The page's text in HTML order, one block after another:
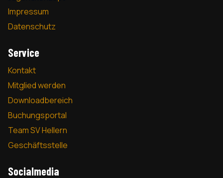
Impressum
Datenschutz
Service
Kontakt
Mitglied werden
Downloadbereich
Buchungsportal
Team SV Hellern
Geschäftsstelle
Socialmedia